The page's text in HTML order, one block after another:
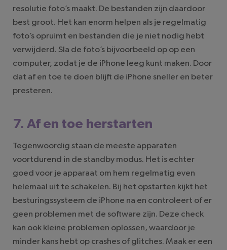
resolutie foto’s maakt. De bestanden zijn daardoor
best groot. Het kan enorm helpen als je regelmatig
foto’s opruimt en bestanden die je niet nodig hebt
verwijderd. Sla de foto’s bijvoorbeeld op op een
computer, zodat je de iPhone leeg kunt maken. Door
dat af en toe te doen blijft de iPhone sneller en beter
presteren.
7. Af en toe herstarten
Tegenwoordig staan de meeste apparaten
voortdurend in de standby modus. Het is echter
goed voor je apparaat om hem regelmatig even
helemaal uit te schakelen. Bij het opstarten kijkt het
besturingssysteem de iPhone na en controleert of er
geen problemen met de software zijn. Deze check
kan ook kleine problemen oplossen, waardoor je
minder kans hebt op crashes of glitches. Maak er een